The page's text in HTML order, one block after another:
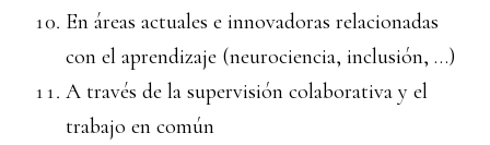
En áreas actuales e innovadoras relacionadas
con el aprendizaje (neurociencia, inclusión, …)
A través de la supervisión colaborativa y el
trabajo en común